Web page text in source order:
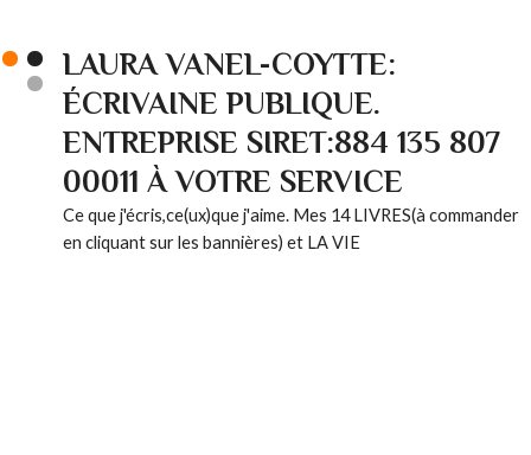
LAURA VANEL-COYTTE:
ÉCRIVAINE PUBLIQUE.
ENTREPRISE SIRET:884 135 807
00011 À VOTRE SERVICE
Ce que j'écris,ce(ux)que j'aime. Mes 14 LIVRES(à commander
en cliquant sur les bannières) et LA VIE